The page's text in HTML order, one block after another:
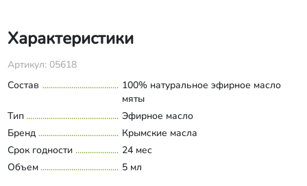
Характеристики
Артикул: 05618
Состав
100% натуральное эфирное масло
мяты
Тип
Эфирное масло
Бренд
Крымские масла
Срок годности
24 мес
Объем
5 мл